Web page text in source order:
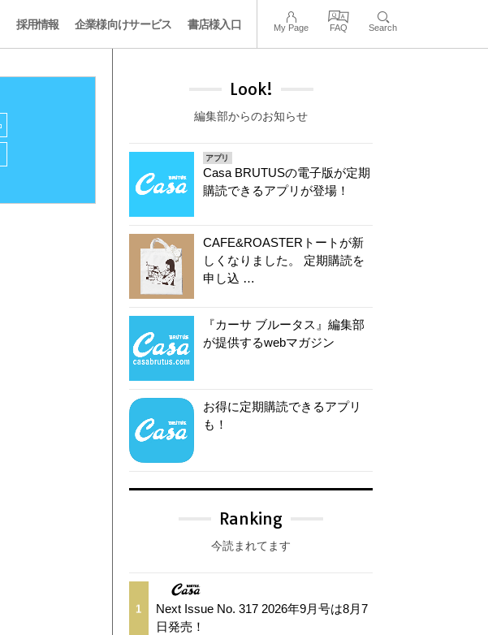
採用情報 企業様向けサービス 書店様入口 My Page FAQ Search
Look!
編集部からのお知らせ
アプリ
Casa BRUTUSの電子版が定期
購読できるアプリが登場！
CAFE&ROASTERトートが新
しくなりました。 定期購読を
申し込 …
『カーサ ブルータス』編集部
が提供するwebマガジン
お得に定期購読できるアプリ
も！
Ranking
今読まれてます
1
Next Issue No. 317 2026年9月号は8月7
日発売！